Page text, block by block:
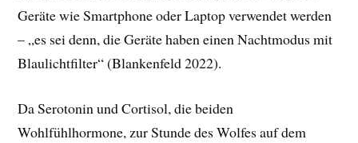
Geräte wie Smartphone oder Laptop verwendet werden
– „es sei denn, die Geräte haben einen Nachtmodus mit
Blaulichtfilter“ (Blankenfeld 2022).
Da Serotonin und Cortisol, die beiden
Wohlfühlhormone, zur Stunde des Wolfes auf dem